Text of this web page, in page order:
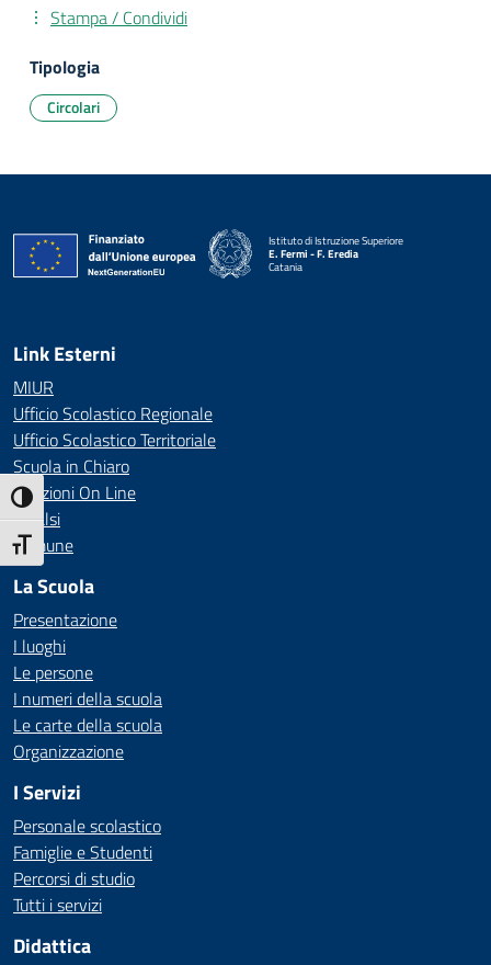
Attiva/disattiva alto contrasto
Attiva/disattiva dimensione testo
Stampa / Condividi
Tipologia
Circolari
Istituto di Istruzione Superiore
E. Fermi - F. Eredia
Catania
Link Esterni
MIUR
Ufficio Scolastico Regionale
Ufficio Scolastico Territoriale
Scuola in Chiaro
Iscrizioni On Line
Invalsi
Comune
La Scuola
Presentazione
I luoghi
Le persone
I numeri della scuola
Le carte della scuola
Organizzazione
I Servizi
Personale scolastico
Famiglie e Studenti
Percorsi di studio
Tutti i servizi
Didattica